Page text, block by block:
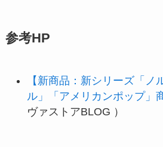
参考HP
【新商品：新シリーズ「ノ
ル」「アメリカンポップ」
ヴァストアBLOG ）